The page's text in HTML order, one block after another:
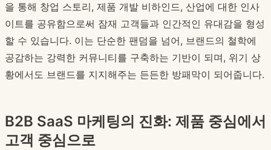
을 통해 창업 스토리, 제품 개발 비하인드, 산업에 대한 인사
이트를 공유함으로써 잠재 고객들과 인간적인 유대감을 형성
할 수 있습니다. 이는 단순한 팬덤을 넘어, 브랜드의 철학에
공감하는 강력한 커뮤니티를 구축하는 기반이 되며, 위기 상
황에서도 브랜드를 지지해주는 든든한 방패막이 되어줍니다.
B2B SaaS 마케팅의 진화: 제품 중심에서
고객 중심으로